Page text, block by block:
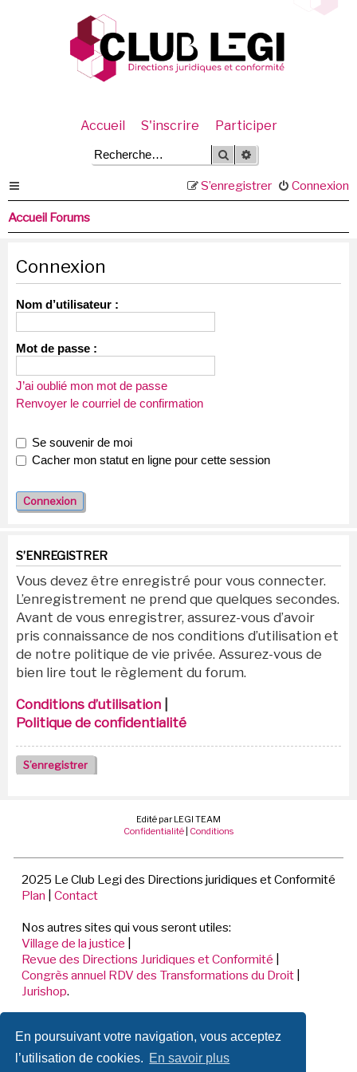
En poursuivant votre navigation, vous acceptez
l’utilisation de cookies. En savoir plus
Accueil S'inscrire Participer
Rechercher
Connexion
S’enregistrer
Accueil Forums
Connexion
Nom d’utilisateur :
Mot de passe :
J’ai oublié mon mot de passe
Renvoyer le courriel de confirmation
Se souvenir de moi
Cacher mon statut en ligne pour cette session
S’ENREGISTRER
Vous devez être enregistré pour vous connecter.
L’enregistrement ne prend que quelques secondes.
Avant de vous enregistrer, assurez-vous d’avoir
pris connaissance de nos conditions d’utilisation et
de notre politique de vie privée. Assurez-vous de
bien lire tout le règlement du forum.
Conditions d’utilisation
Politique de confidentialité
S’enregistrer
Edité par LEGI TEAM
Confidentialité Conditions
2025 Le Club Legi des Directions juridiques et Conformité
Plan
Contact
Nos autres sites qui vous seront utiles:
Village de la justice
Revue des Directions Juridiques et Conformité
Congrès annuel RDV des Transformations du Droit
Jurishop.
198 Avenue de Verdun
92441 ISSY LES MOULINEAUX CEDEX